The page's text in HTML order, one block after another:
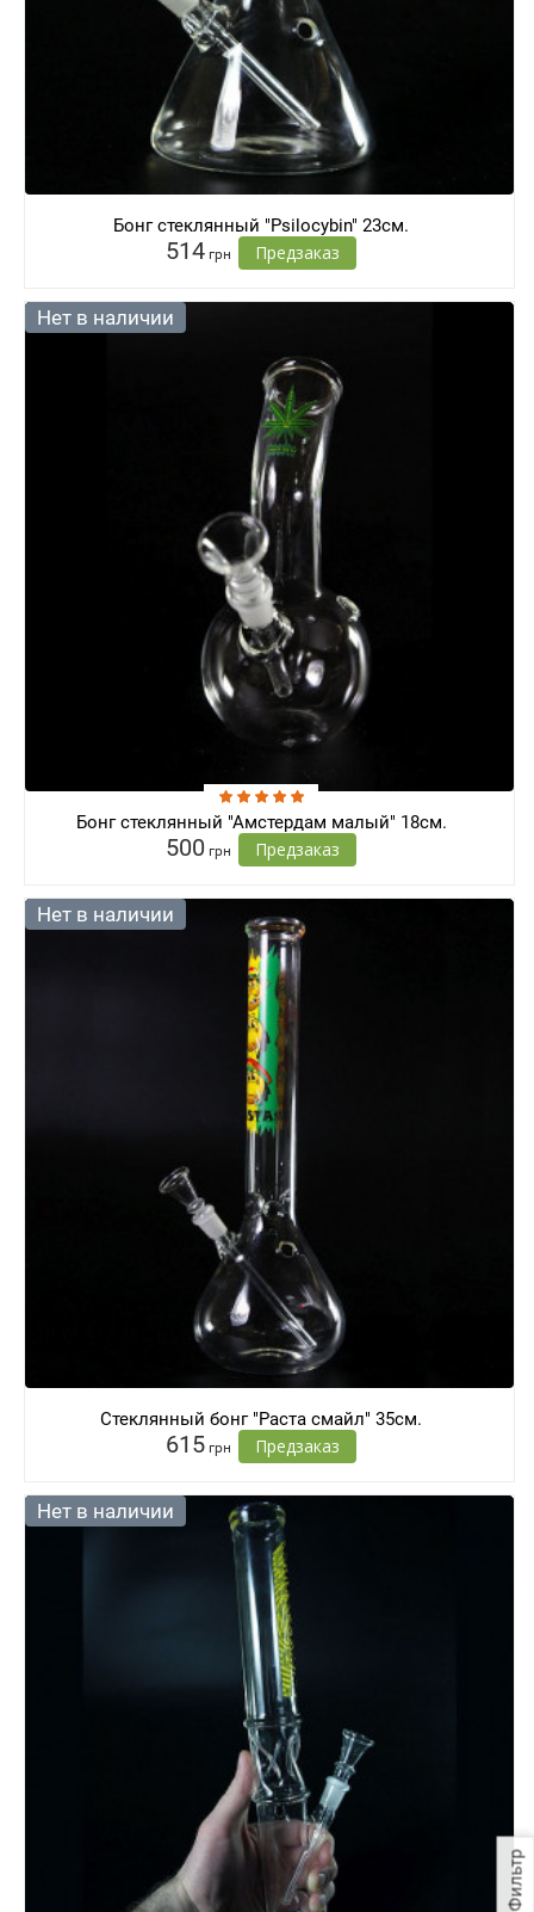
Фильтр
Бонг стеклянный "Psilocybin" 23см.
514 грн Предзаказ
Нет в наличии
Бонг стеклянный "Амстердам малый" 18см.
500 грн Предзаказ
Нет в наличии
Стеклянный бонг "Раста смайл" 35см.
615 грн Предзаказ
Нет в наличии